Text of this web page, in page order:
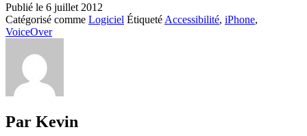
Publié le 6 juillet 2012
Catégorisé comme Logiciel Étiqueté Accessibilité, iPhone,
VoiceOver
Par Kevin